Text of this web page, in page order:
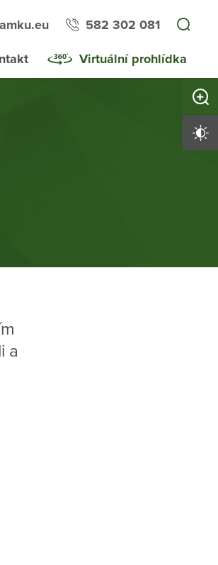
582 302 081
Virtuální prohlídka
a